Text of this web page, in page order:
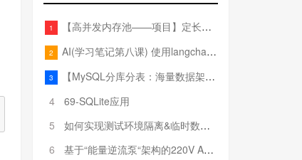
1 【高并发内存池——项目】定长内存池——开胃小菜
2 AI(学习笔记第八课) 使用langchain的embedding models
3
【MySQL分库分表：海量数据架构的终极解决方案】
4
69-SQLite应用
5
如何实现测试环境隔离&临时数据库（pytest+SQLite）
6
基于“能量逆流泵“架构的220V AC至20V DC 300W高效电源设计